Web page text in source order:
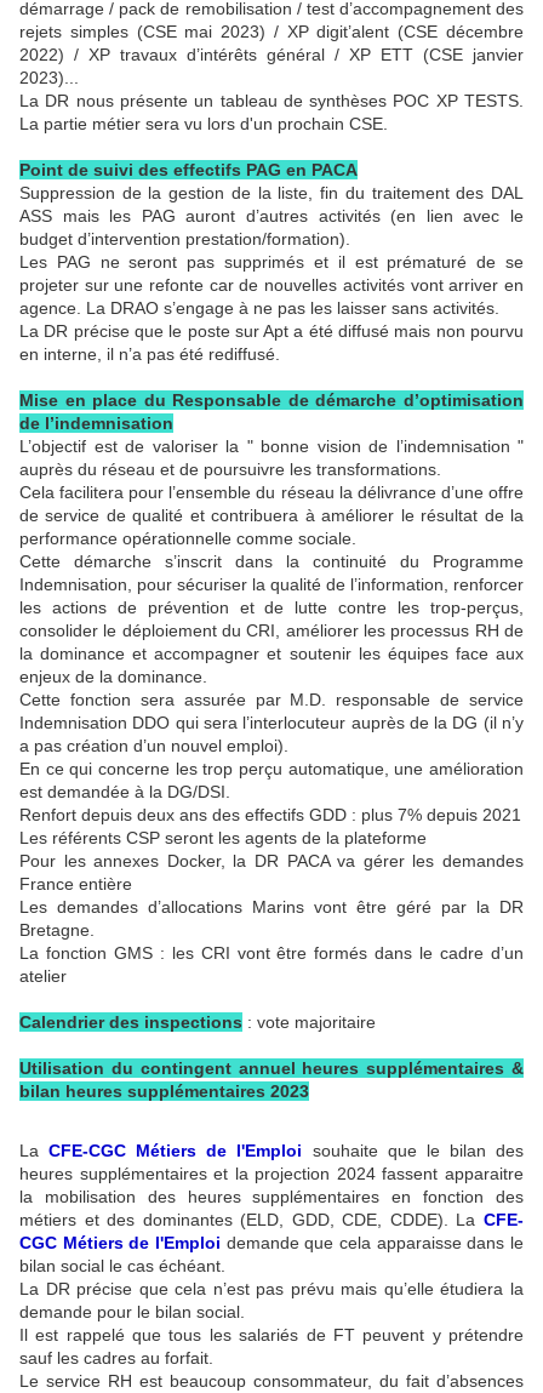
démarrage / pack de remobilisation / test d’accompagnement des
rejets simples (CSE mai 2023) / XP digit’alent (CSE décembre
2022) / XP travaux d’intérêts général / XP ETT (CSE janvier
2023)...
La DR nous présente un tableau de synthèses POC XP TESTS.
La partie métier sera vu lors d'un prochain CSE.
Point de suivi des effectifs PAG en PACA
Suppression de la gestion de la liste, fin du traitement des DAL
ASS mais les PAG auront d’autres activités (en lien avec le
budget d’intervention prestation/formation).
Les PAG ne seront pas supprimés et il est prématuré de se
projeter sur une refonte car de nouvelles activités vont arriver en
agence. La DRAO s’engage à ne pas les laisser sans activités.
La DR précise que le poste sur Apt a été diffusé mais non pourvu
en interne, il n’a pas été rediffusé.
Mise en place du Responsable de démarche d’optimisation
de l’indemnisation
L’objectif est de valoriser la " bonne vision de l’indemnisation "
auprès du réseau et de poursuivre les transformations.
Cela facilitera pour l’ensemble du réseau la délivrance d’une offre
de service de qualité et contribuera à améliorer le résultat de la
performance opérationnelle comme sociale.
Cette démarche s’inscrit dans la continuité du Programme
Indemnisation, pour sécuriser la qualité de l’information, renforcer
les actions de prévention et de lutte contre les trop-perçus,
consolider le déploiement du CRI, améliorer les processus RH de
la dominance et accompagner et soutenir les équipes face aux
enjeux de la dominance.
Cette fonction sera assurée par M.D. responsable de service
Indemnisation DDO qui sera l’interlocuteur auprès de la DG (il n’y
a pas création d’un nouvel emploi).
En ce qui concerne les trop perçu automatique, une amélioration
est demandée à la DG/DSI.
Renfort depuis deux ans des effectifs GDD : plus 7% depuis 2021
Les référents CSP seront les agents de la plateforme
Pour les annexes Docker, la DR PACA va gérer les demandes
France entière
Les demandes d’allocations Marins vont être géré par la DR
Bretagne.
La fonction GMS : les CRI vont être formés dans le cadre d’un
atelier
Calendrier des inspections : vote majoritaire
Utilisation du contingent annuel heures supplémentaires &
bilan heures supplémentaires 2023
LaCFE-CGC Métiers de l'Emploi souhaite que le bilan des
heures supplémentaires et la projection 2024 fassent apparaitre
la mobilisation des heures supplémentaires en fonction des
métiers et des dominantes (ELD, GDD, CDE, CDDE). La CFE-
CGC Métiers de l'Emploi demande que cela apparaisse dans le
bilan social le cas échéant.
La DR précise que cela n’est pas prévu mais qu’elle étudiera la
demande pour le bilan social.
Il est rappelé que tous les salariés de FT peuvent y prétendre
sauf les cadres au forfait.
Le service RH est beaucoup consommateur, du fait d’absences